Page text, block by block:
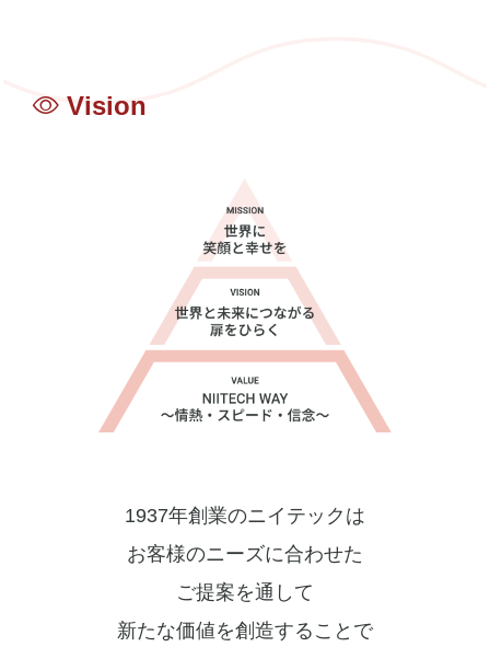
Vision
1937年創業のニイテックは
お客様のニーズに合わせた
ご提案を通して
新たな価値を創造することで